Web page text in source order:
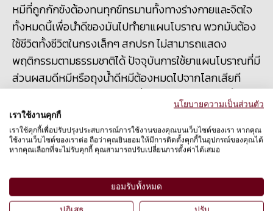
หมีที่ถูกกักขังต้องทนทุกข์ทรมานทั้งทางร่างกายและจิตใจ
ทั้งหมดนี้เพื่อนำดีของมันไปทำยาแผนโบราณ พวกมันต้อง
ใช้ชีวิตทั้งชีวิตในกรงเล็กๆ สกปรก ไม่สามารถแสดง
พฤติกรรมตามธรรมชาติได้ปัจจุบันการใช้ยาแผนโบราณที่มี
ส่วนผสมดีหมีหรือถุงน้ำดีหมีต้องหมดไปจากโลกเสียที
เพราะยาสมุนไพรแผนโบราณที่มาจากพืชสามารถหาซื้อได้
ง่ายมีวางจำหน่ายอยู่ทั่วไป รวมถึงสรรพคุณสามารถ
บรรเทาอาการได้
เราขอขอบคุณการสนับสนุนอย่างต่อเนื่องจากคุณ ที่ช่วยให้
งานรณรงค์ของเราในเกาหลีใต้ยังคงดำเนินต่อไปได้ ซึ่งมัน
อาจต้องใช้เวลา การวิจัย ความเพียร และการสนับสนุน
นโยบายความเป็นส่วนตัว
เราใช้งานคุกกี้
เราใช้คุกกี้เพื่อปรับปรุงประสบการณ์การใช้งานของคุณบนเว็บไซต์ของเรา หากคุณ
ใช้งานเว็บไซต์ของเราต่อ ถือว่าคุณยินยอมให้มีการติดตั้งคุกกี้ในอุปกรณ์ของคุณได้
หากคุณเลือกที่จะไม่รับคุกกี้ คุณสามารถปรับเปลี่ยนการตั้งค่าได้เสมอ
ยอมรับทั้งหมด